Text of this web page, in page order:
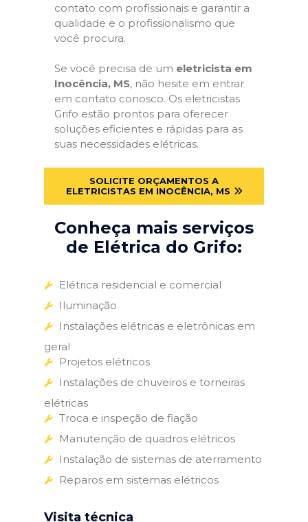
contato com profissionais e garantir a
qualidade e o profissionalismo que
você procura.
Se você precisa de um eletricista em
Inocência, MS, não hesite em entrar
em contato conosco. Os eletricistas
Grifo estão prontos para oferecer
soluções eficientes e rápidas para as
suas necessidades elétricas.
SOLICITE ORÇAMENTOS A
ELETRICISTAS EM INOCÊNCIA, MS
Conheça mais serviços
de Elétrica do Grifo:
Elétrica residencial e comercial
Iluminação
Instalações elétricas e eletrônicas em
geral
Projetos elétricos
Instalações de chuveiros e torneiras
elétricas
Troca e inspeção de fiação
Manutenção de quadros elétricos
Instalação de sistemas de aterramento
Reparos em sistemas elétricos
Visita técnica